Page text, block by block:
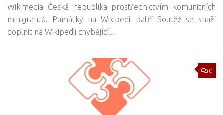
Wikimedia Česká republika prostřednictvím komunitních
minigrantů. Památky na Wikipedii patří Soutěž se snaží
doplnit na Wikipedii chybějící...
0